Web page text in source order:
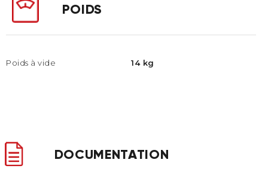
POIDS
Poids à vide 14 kg
DOCUMENTATION